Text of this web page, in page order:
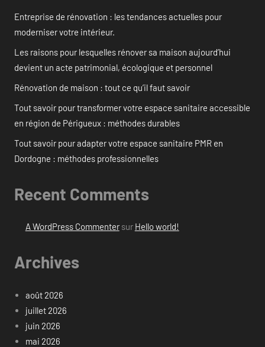
Entreprise de rénovation : les tendances actuelles pour
moderniser votre intérieur.
Les raisons pour lesquelles rénover sa maison aujourd’hui
devient un acte patrimonial, écologique et personnel
Rénovation de maison : tout ce qu’il faut savoir
Tout savoir pour transformer votre espace sanitaire accessible
en région de Périgueux : méthodes durables
Tout savoir pour adapter votre espace sanitaire PMR en
Dordogne : méthodes professionnelles
Recent Comments
A WordPress Commentersur Hello world!
Archives
août 2026
juillet 2026
juin 2026
mai 2026